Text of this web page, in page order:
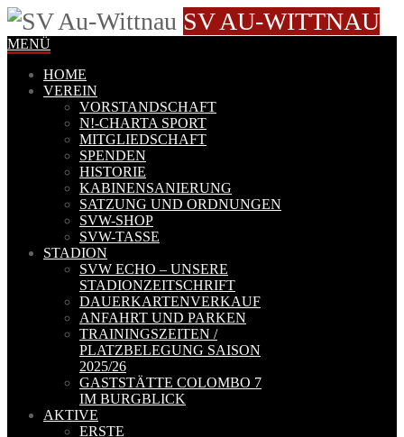
SV AU-WITTNAU
MENÜ
HOME
VEREIN
VORSTANDSCHAFT
N!-CHARTA SPORT
MITGLIEDSCHAFT
SPENDEN
HISTORIE
KABINENSANIERUNG
SATZUNG UND ORDNUNGEN
SVW-SHOP
SVW-TASSE
STADION
SVW ECHO – UNSERE
STADIONZEITSCHRIFT
DAUERKARTENVERKAUF
ANFAHRT UND PARKEN
TRAININGSZEITEN /
PLATZBELEGUNG SAISON
2025/26
GASTSTÄTTE COLOMBO 7
IM BURGBLICK
AKTIVE
ERSTE